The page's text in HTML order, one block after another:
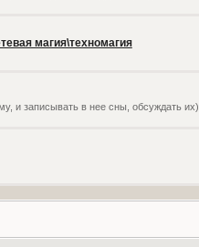
магия\техномагия
и записывать в нее сны, обсуждать их)